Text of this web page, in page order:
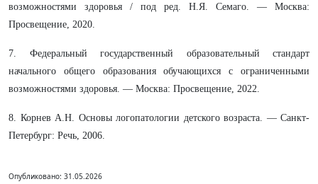
возможностями здоровья / под ред. Н.Я. Семаго. — Москва:
Просвещение, 2020.
7. Федеральный государственный образовательный стандарт
начального общего образования обучающихся с ограниченными
возможностями здоровья. — Москва: Просвещение, 2022.
8. Корнев А.Н. Основы логопатологии детского возраста. — Санкт-
Петербург: Речь, 2006.
Опубликовано: 31.05.2026